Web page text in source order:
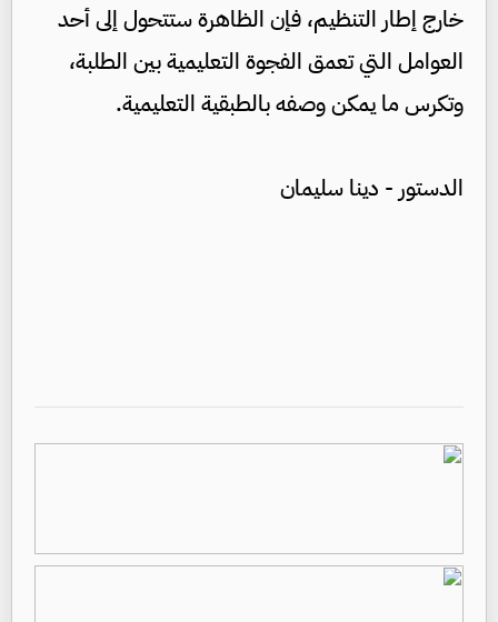
خارج إطار التنظيم، فإن الظاهرة ستتحول إلى أحد
العوامل التي تعمق الفجوة التعليمية بين الطلبة،
وتكرس ما يمكن وصفه بالطبقية التعليمية.
الدستور - دينا سليمان